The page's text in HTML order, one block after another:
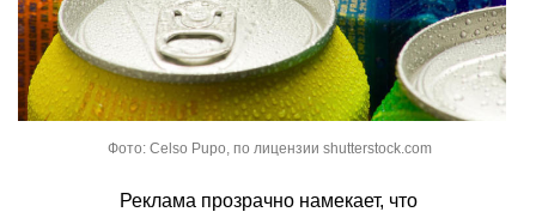
Фото: Celso Pupo, по лицензии shutterstock.com
Реклама прозрачно намекает, что